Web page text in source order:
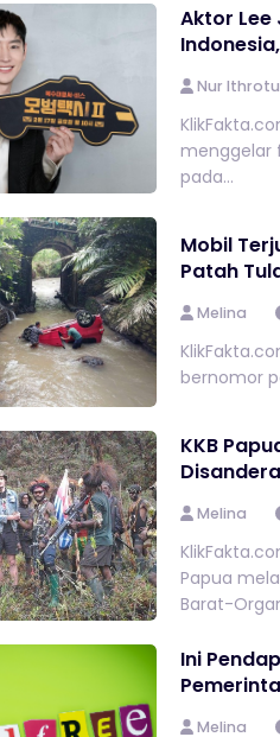
Aktor Lee
Nur
menggelar
pada...
Mobil
Patah
Melina
bernomor
KKB
Disandera
Melina
Papua
Barat-
Ini
Melina